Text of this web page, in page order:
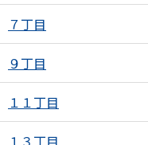
７丁目
９丁目
１１丁目
１３丁目